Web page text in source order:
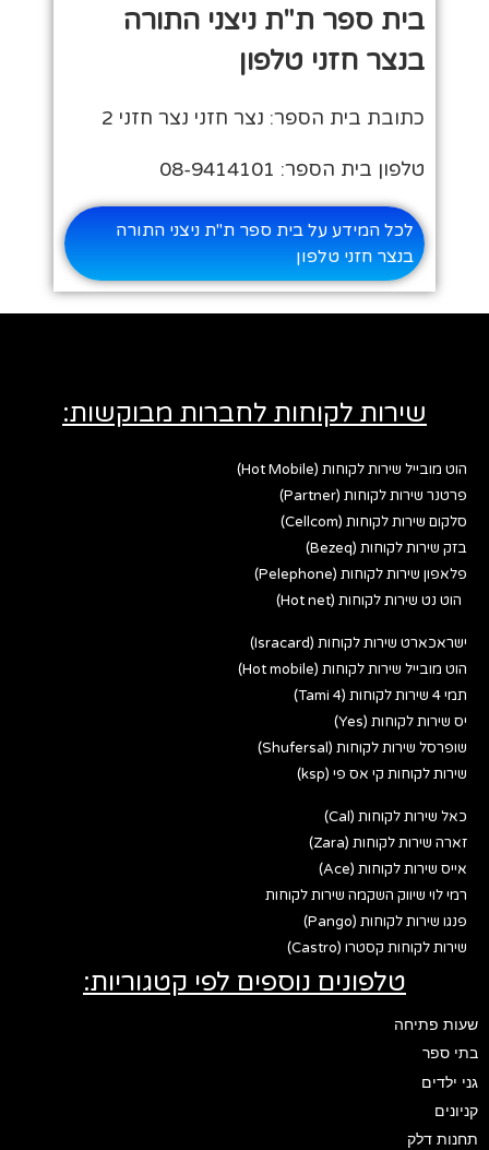
בית ספר ת"ת ניצני התורה
בנצר חזני טלפון
כתובת בית הספר: נצר חזני נצר חזני 2
טלפון בית הספר: 08-9414101
לכל המידע על בית ספר ת"ת ניצני התורה
בנצר חזני טלפון
שירות לקוחות לחברות מבוקשות:
הוט מובייל שירות לקוחות (Hot Mobile)
פרטנר שירות לקוחות (Partner)
סלקום שירות לקוחות (Cellcom)
בזק שירות לקוחות (Bezeq)
פלאפון שירות לקוחות (Pelephone)
הוט נט שירות לקוחות (Hot net)
ישראכארט שירות לקוחות (Isracard)
הוט מובייל שירות לקוחות (Hot mobile)
תמי 4 שירות לקוחות (Tami 4)
יס שירות לקוחות (Yes)
שופרסל שירות לקוחות (Shufersal)
שירות לקוחות קי אס פי (ksp)
כאל שירות לקוחות (Cal)
זארה שירות לקוחות (Zara)
אייס שירות לקוחות (Ace)
רמי לוי שיווק השקמה שירות לקוחות
פנגו שירות לקוחות (Pango)
שירות לקוחות קסטרו (Castro)
טלפונים נוספים לפי קטגוריות:
שעות פתיחה
בתי ספר
גני ילדים
קניונים
תחנות דלק